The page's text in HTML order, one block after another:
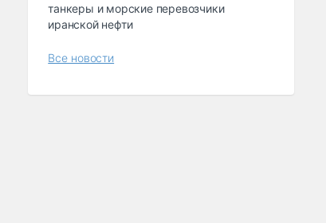
танкеры и морские перевозчики
иранской нефти
Все новости